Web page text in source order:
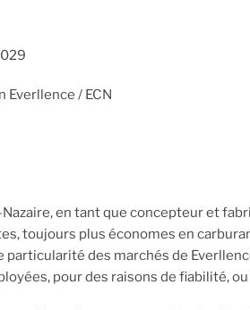
Everllence / ECN
en tant que concepteur et
toujours plus économes en
des marchés de
pour des raisons de fiabilité,